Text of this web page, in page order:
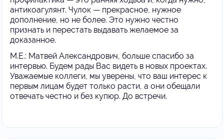
антикоагулянт. Чулок — прекрасное, нужное
дополнение, но не более. Это нужно честно
признать и перестать выдавать желаемое за
доказанное.
М.Е.: Матвей Александрович, больше спасибо за
интервью. Будем рады Вас видеть в новых проектах.
Уважаемые коллеги, мы уверены, что ваш интерес к
первым лицам будет только расти, а они обещали
отвечать честно и без купюр. До встречи.